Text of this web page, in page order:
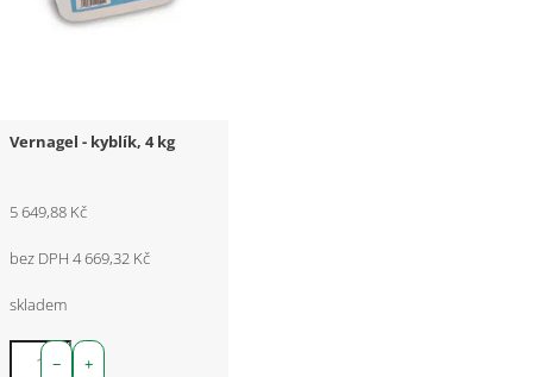
Vernagel - kyblík, 4 kg
5 649,88 Kč
bez DPH 4 669,32 Kč
skladem
+
−